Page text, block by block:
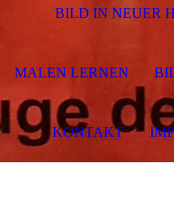
BILD IN NEUER
MALEN LERNEN
KONTAKT